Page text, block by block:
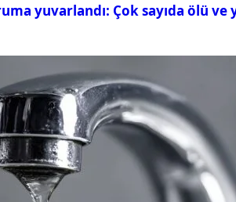
yuvarlandı: Çok sayıda ölü ve